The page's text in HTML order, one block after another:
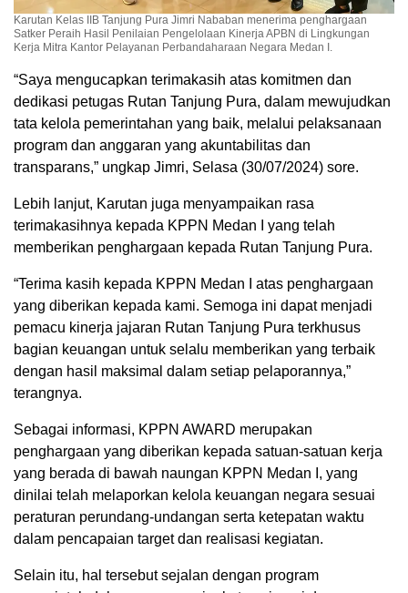
Karutan Kelas IIB Tanjung Pura Jimri Nababan menerima penghargaan
Satker Peraih Hasil Penilaian Pengelolaan Kinerja APBN di Lingkungan
Kerja Mitra Kantor Pelayanan Perbandaharaan Negara Medan I.
“Saya mengucapkan terimakasih atas komitmen dan
dedikasi petugas Rutan Tanjung Pura, dalam mewujudkan
tata kelola pemerintahan yang baik, melalui pelaksanaan
program dan anggaran yang akuntabilitas dan
transparans,” ungkap Jimri, Selasa (30/07/2024) sore.
Lebih lanjut, Karutan juga menyampaikan rasa
terimakasihnya kepada KPPN Medan I yang telah
memberikan penghargaan kepada Rutan Tanjung Pura.
“Terima kasih kepada KPPN Medan I atas penghargaan
yang diberikan kepada kami. Semoga ini dapat menjadi
pemacu kinerja jajaran Rutan Tanjung Pura terkhusus
bagian keuangan untuk selalu memberikan yang terbaik
dengan hasil maksimal dalam setiap pelaporannya,”
terangnya.
Sebagai informasi, KPPN AWARD merupakan
penghargaan yang diberikan kepada satuan-satuan kerja
yang berada di bawah naungan KPPN Medan I, yang
dinilai telah melaporkan kelola keuangan negara sesuai
peraturan perundang-undangan serta ketepatan waktu
dalam pencapaian target dan realisasi kegiatan.
Selain itu, hal tersebut sejalan dengan program